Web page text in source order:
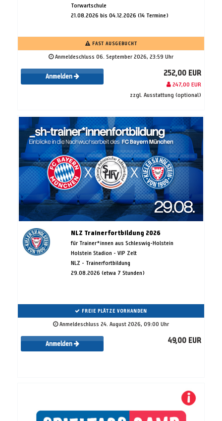
Torwartschule
21.08.2026 bis 04.12.2026 (14 Termine)
FAST AUSGEBUCHT
Anmeldeschluss 06. September 2026, 23:59 Uhr
Anmelden 252,00 EUR
247,00 EUR
zzgl. Ausstattung (optional)
NLZ Trainerfortbildung 2026
für Trainer*innen aus Schleswig-Holstein
Holstein Stadion - VIP Zelt
NLZ - Trainerfortbildung
29.08.2026 (etwa 7 Stunden)
FREIE PLÄTZE VORHANDEN
Anmeldeschluss 24. August 2026, 09:00 Uhr
Anmelden 49,00 EUR